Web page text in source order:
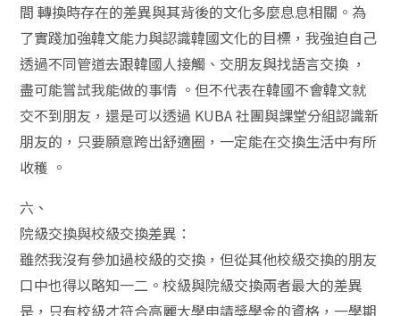
間 轉換時存在的差異與其背後的文化多麼息息相關。為
了實踐加強韓文能力與認識韓國文化的目標，我強迫自己
透過不同管道去跟韓國人接觸、交朋友與找語言交換 ，
盡可能嘗試我能做的事情 。但不代表在韓國不會韓文就
交不到朋友，還是可以透過 KUBA 社團與課堂分組認識新
朋友的，只要願意跨出舒適圈，一定能在交換生活中有所
收穫 。
六、
院級交換與校級交換差異：
雖然我沒有參加過校級的交換，但從其他校級交換的朋友
口中也得以略知一二。校級與院級交換兩者最大的差異
是，只有校級才符合高麗大學申請獎學金的資格，一學期